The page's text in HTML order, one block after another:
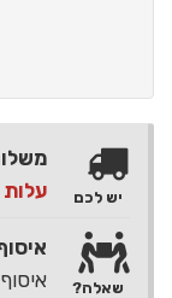
עלות
יש לכם
שאלה?